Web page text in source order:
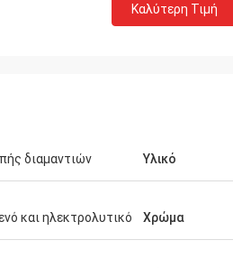
Καλύτερη Τιμή
διαμαντιών Υλικό
και ηλεκτρολυτικό Χρώμα